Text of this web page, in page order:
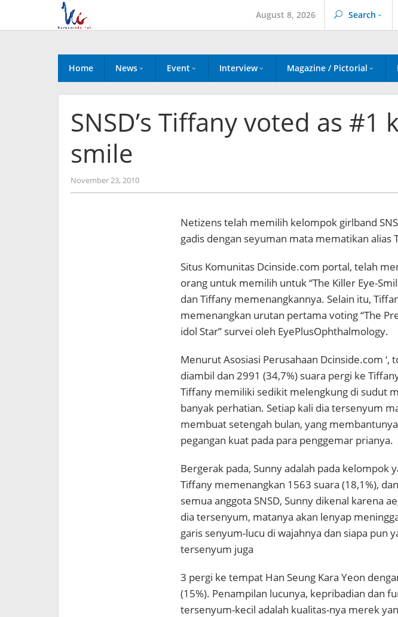
content
August 8, 2026 Search
Home News Event Interview Magazine / Pictorial
SNSD’s Tiffany voted as #1
smile
November 23, 2010by
Koreanindo
Netizens telah memilih kelompok girlband
gadis dengan seyuman mata mematikan alias
Situs Komunitas Dcinside.com portal, telah
orang untuk memilih untuk “The Killer Eye-
dan Tiffany memenangkannya. Selain itu,
memenangkan urutan pertama voting “The
idol Star” survei oleh EyePlusOphthalmology.
Menurut Asosiasi Perusahaan Dcinside.com ‘,
diambil dan 2991 (34,7%) suara pergi ke
Tiffany memiliki sedikit melengkung di sudut
banyak perhatian. Setiap kali dia tersenyum
membuat setengah bulan, yang
pegangan kuat pada para penggemar prianya.
Bergerak pada, Sunny adalah pada kelompok
Tiffany memenangkan 1563 suara (18,1%),
semua anggota SNSD, Sunny dikenal karena
dia tersenyum, matanya akan lenyap
garis senyum-lucu di wajahnya dan siapa pun
tersenyum juga
3 pergi ke tempat Han Seung Kara Yeon
(15%). Penampilan lucunya, kepribadian dan
tersenyum-kecil adalah kualitas-nya merek